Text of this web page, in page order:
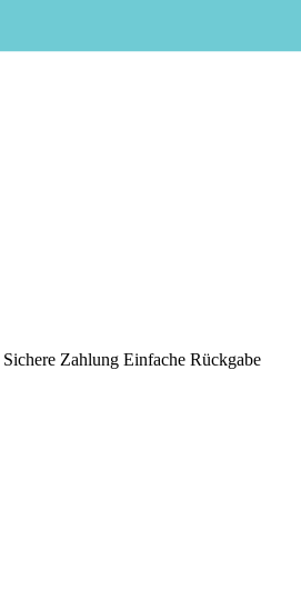
Sichere Zahlung Einfache Rückgabe